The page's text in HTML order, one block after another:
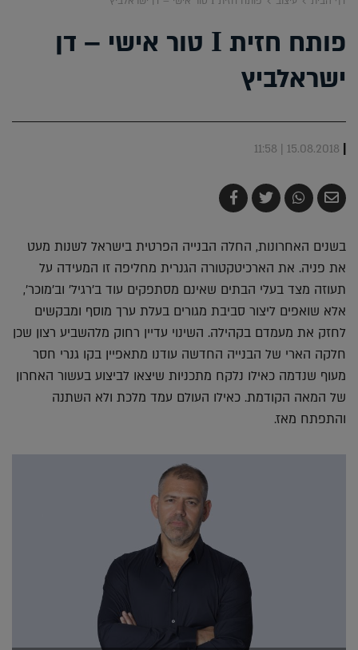
פותח חזית Ι טור אישי – דן
ישראלביץ
|
15.08.2018 | 11:58
שלח
בדואר
שתף
ב-
צייץ
ב-
שתף
ב-
בשנים האחרונות, החלה הבנייה הפרטית בישראל לשנות מעט
את פניה. את הארכיטקטורה הגנרית מחליפה זו המעידה על
תעוזה מצד בעלי הבתים שאינם מסתפקים עוד ב'רגיל' וב'מוכר',
אלא שואפים ליצור סביבת מגורים בעלת ערך מוסף ומבקשים
לחזק את מעמדם בקהילה. השינוי עדיין רחוק מלהשביע רצון שכן
חלקה הארי של הבנייה החדשה עודנו מתאפיין בקו גנרי חסר
מעוף שנדמה כאילו נלקח מתכניות שיצאו לביצוע בעשור האחרון
של המאה הקודמת. כאילו העולם עמד מלכת ולא השתנה
והתפתח מאז.